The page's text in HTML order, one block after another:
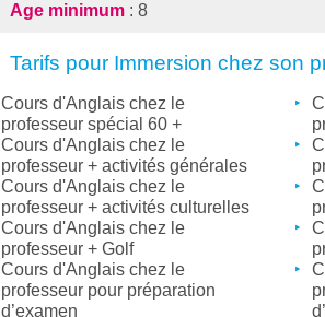
Age minimum : 8
Tarifs pour Immersion chez son
Cours d'Anglais chez le
professeur spécial 60 +
Cours d'Anglais chez le
professeur + activités générales
Cours d'Anglais chez le
professeur + activités culturelles
Cours d'Anglais chez le
professeur + Golf
Cours d'Anglais chez le
professeur pour préparation
d’examen